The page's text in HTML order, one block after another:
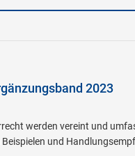
2023
werden vereint und
und